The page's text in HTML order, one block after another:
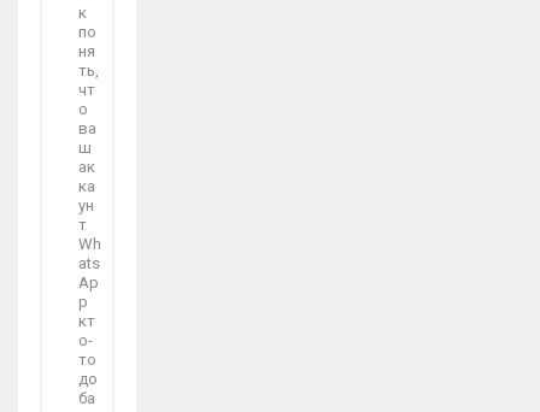
к
по
ня
ть,
чт
о
ва
ш
ак
ка
ун
т
Wh
ats
Ap
p
кт
о-
то
до
ба